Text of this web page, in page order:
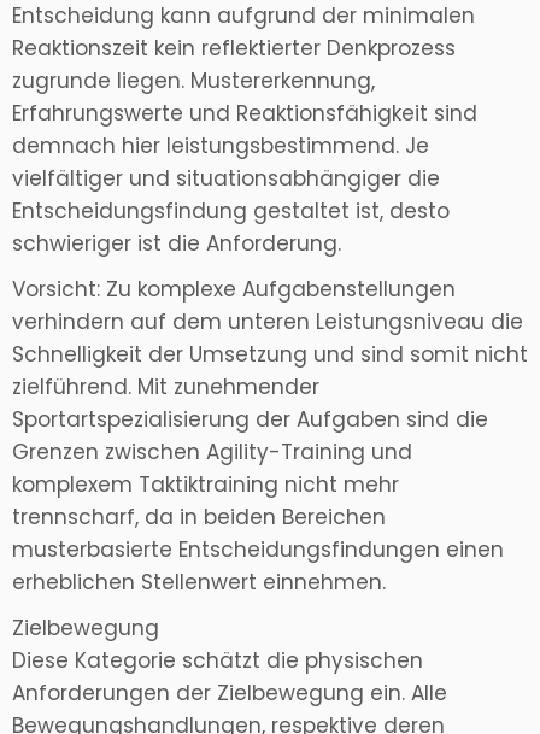
Entscheidung kann aufgrund der minimalen
Reaktionszeit kein reflektierter Denkprozess
zugrunde liegen. Mustererkennung,
Erfahrungswerte und Reaktionsfähigkeit sind
demnach hier leistungsbestimmend. Je
vielfältiger und situationsabhängiger die
Entscheidungsfindung gestaltet ist, desto
schwieriger ist die Anforderung.
Vorsicht: Zu komplexe Aufgabenstellungen
verhindern auf dem unteren Leistungsniveau die
Schnelligkeit der Umsetzung und sind somit nicht
zielführend. Mit zunehmender
Sportartspezialisierung der Aufgaben sind die
Grenzen zwischen Agility-Training und
komplexem Taktiktraining nicht mehr
trennscharf, da in beiden Bereichen
musterbasierte Entscheidungsfindungen einen
erheblichen Stellenwert einnehmen.
Zielbewegung
Diese Kategorie schätzt die physischen
Anforderungen der Zielbewegung ein. Alle
Bewegungshandlungen, respektive deren